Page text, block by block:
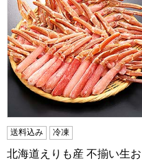
送料込み 冷凍
北海道えりも産 不揃い生お